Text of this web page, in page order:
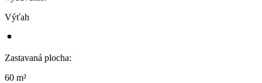
Výťah
Zastavaná plocha:
60 m²